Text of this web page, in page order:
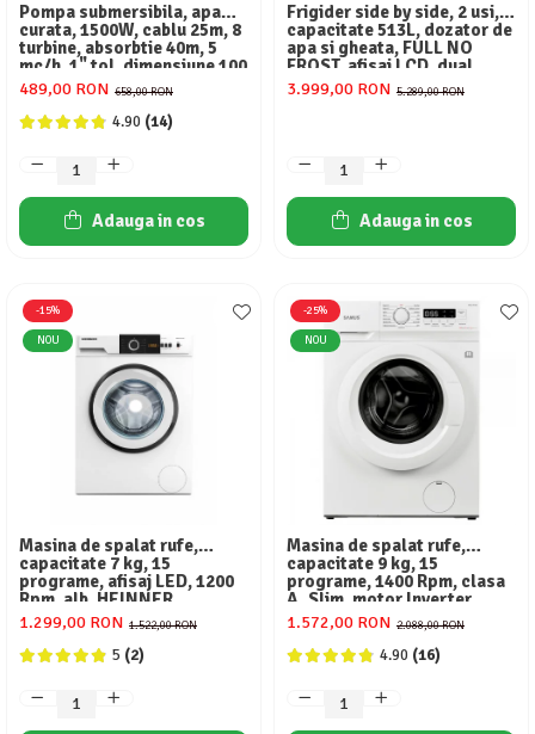
Pompa submersibila, apa
curata, 1500W, cablu 25m, 8
turbine, absorbtie 40m, 5
mc/h, 1" tol, dimensiune 100
mm, Inox, DRK658,00 RON
489,00 RON
4.90 (14)
Adauga in cos
Frigider side by side, 2 usi,
capacitate 513L, dozator de
apa si gheata, FULL NO
FROST, afisaj LCD, dual
inverter,Samus SSX-
670NFIDE
5.289,00 RON
3.999,00 RON
Adauga in cos
-15%
NOU
Masina de spalat rufe,
capacitate 7 kg, 15
programe, afisaj LED, 1200
Rpm, alb, HEINNER
1.522,00 RON
1.299,00 RON
5 (2)
-25%
NOU
Masina de spalat rufe,
capacitate 9 kg, 15
programe, 1400 Rpm, clasa
A, Slim, motor Inverter,
Samus WSLI-91442.088,00 RON
1.572,00 RON
4.90 (16)